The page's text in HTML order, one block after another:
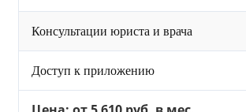
Консультации юриста и врача
Доступ к приложению